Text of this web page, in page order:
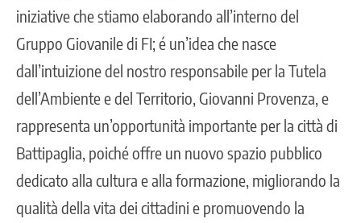
iniziative che stiamo elaborando all’interno del
Gruppo Giovanile di FI; é un’idea che nasce
dall’intuizione del nostro responsabile per la Tutela
dell’Ambiente e del Territorio, Giovanni Provenza, e
rappresenta un’opportunità importante per la città di
Battipaglia, poiché offre un nuovo spazio pubblico
dedicato alla cultura e alla formazione, migliorando la
qualità della vita dei cittadini e promuovendo la